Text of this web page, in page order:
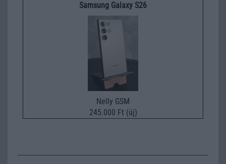
Samsung Galaxy S26
Nelly GSM
245.000 Ft (új)